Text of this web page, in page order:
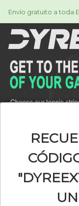
Envío gratuito a toda
INICIA
CORDAJES▼
INFORMACIÓN ▼